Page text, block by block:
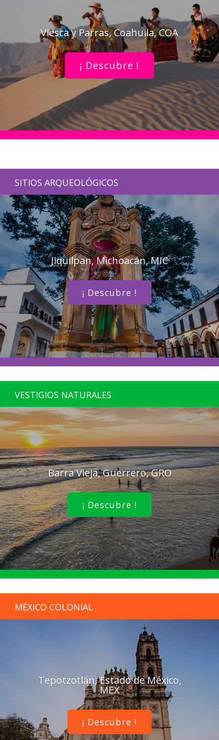
Viesca y Parras, Coahuila, COA
¡ Descubre !
SITIOS ARQUEOLÓGICOS
Jiquilpan, Michoacán, MIC
¡ Descubre !
VESTIGIOS NATURALES
Barra Vieja, Guerrero, GRO
¡ Descubre !
MÉXICO COLONIAL
Tepotzotlán, Estado de México,
MEX
¡ Descubre !